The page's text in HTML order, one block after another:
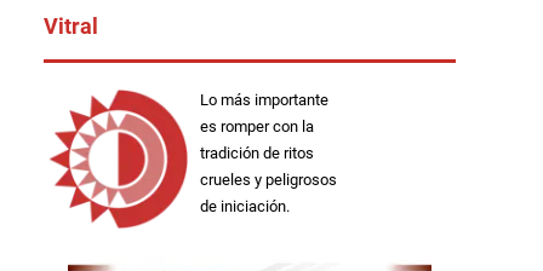
Vitral
Lo más importante
es romper con la
tradición de ritos
crueles y peligrosos
de iniciación.